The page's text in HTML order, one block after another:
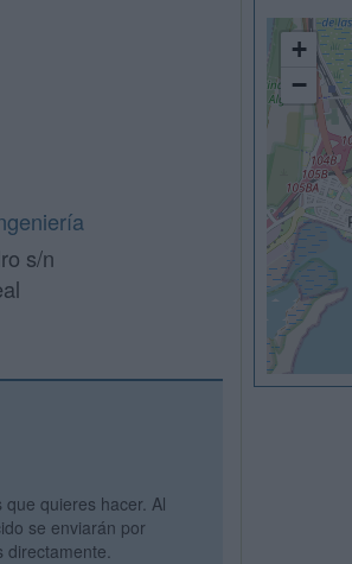
s/n
quieres hacer. Al
se enviarán por
directamente.
+
−